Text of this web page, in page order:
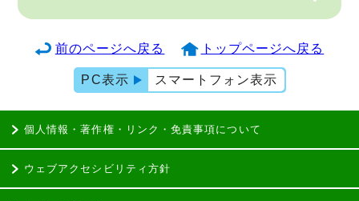
前のページへ戻る トップページへ戻る
PC表示 スマートフォン表示
個人情報・著作権・リンク・免責事項について
ウェブアクセシビリティ方針